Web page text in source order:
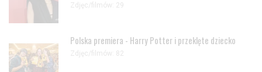
Zdjęc/filmów: 29
Polska premiera - Harry Potter i przeklęte dziecko
Zdjęc/filmów: 82